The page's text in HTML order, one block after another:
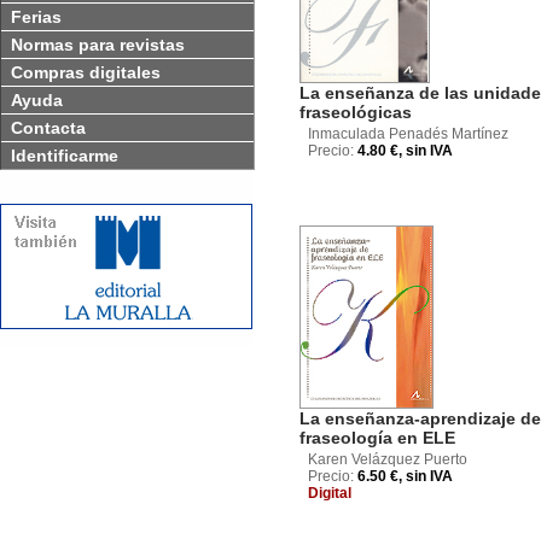
Ferias
Normas para revistas
Compras digitales
Ayuda
Contacta
Identificarme
La enseñanza de las
fraseológicas
Inmaculada Penadés Martínez
Precio: 4.80 €, sin IVA
La enseñanza-aprendizaje de
fraseología en ELE
Karen Velázquez Puerto
Precio: 6.50 €, sin IVA
Digital